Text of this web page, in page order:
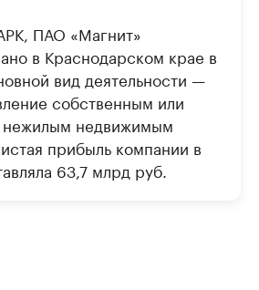
ПАО «Магнит»
в Краснодарском крае в
вид деятельности —
собственным или
недвижимым
прибыль компании в
63,7 млрд руб.